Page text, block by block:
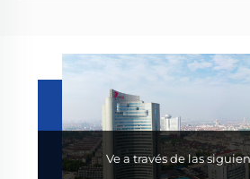
Ve a través de las